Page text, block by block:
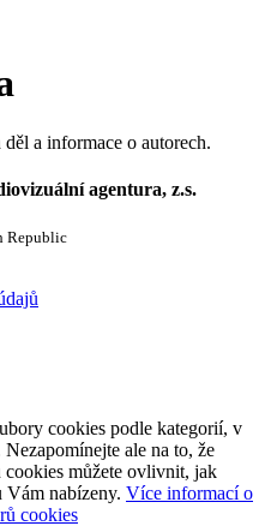
a informace o autorech.
agentura, z.s.
Republic
cookies podle kategorií, v
ale na to, že
můžete ovlivnit, jak
Vám nabízeny. Více informací o
cookies